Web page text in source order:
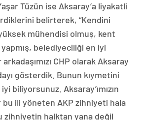
Tüzün ise Aksaray’a liyakatli
belirterek, “Kendini
mühendisi olmuş, kent
belediyeciliği en iyi
CHP olarak Aksaray
gösterdik. Bunun kıymetini
biliyorsunuz. Aksaray’ımızın
bu ili yöneten AKP zihniyeti hala
zihniyetin halktan yana değil